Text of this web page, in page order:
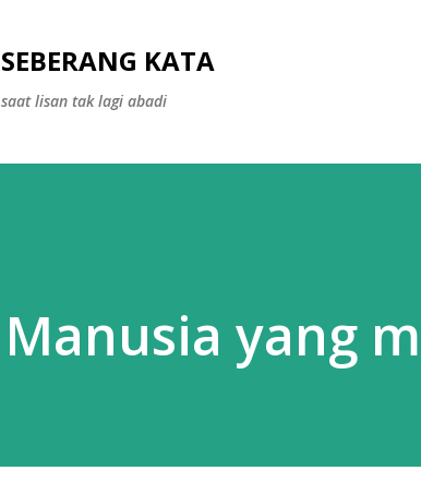
SEBERANG KATA
saat lisan tak lagi abadi
Manusia yang